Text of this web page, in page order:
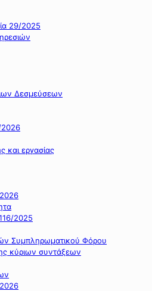
29/2025
Δεσμεύσεων
και εργασίας
2025
Συμπληρωματικού Φόρου
κύριων συντάξεων